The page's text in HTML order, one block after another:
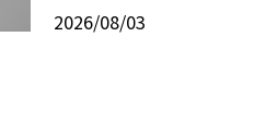
2026/08/03